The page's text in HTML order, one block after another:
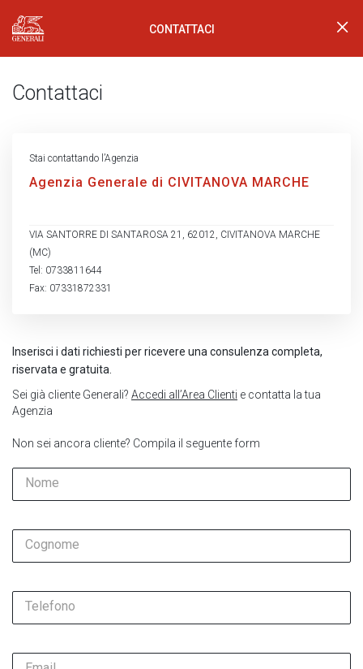
Generali Logo CONTATTACI
Contattaci
Inserisci i dati richiesti per ricevere una consulenza completa,
riservata e gratuita.
Sei già cliente Generali? Accedi all’Area Clienti e contatta la tua
Agenzia
Non sei ancora cliente? Compila il seguente form
Nome
Cognome
Telefono
Stai contattando l’Agenzia
Agenzia Generale di CIVITANOVA MARCHE
VIA SANTORRE DI SANTAROSA 21, 62012, CIVITANOVA MARCHE
(MC)
Tel: 0733811644
Fax: 07331872331